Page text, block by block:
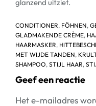
glanzend uitziet.
CONDITIONER, FÖHNEN,
GLADMAKENDE CRÈME,
HAARMASKER,
MET WIJDE TANDEN,
SHAMPOO, STIJL HAAR,
Geef een reactie
Het e-mailadres